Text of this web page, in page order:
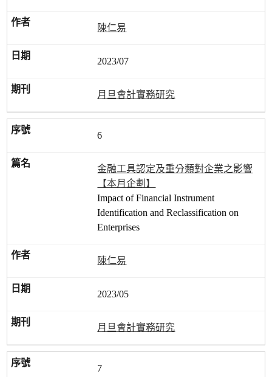
陳仁易
2023/07
月旦會計實務研究
6
金融工具認定及重分類對企業之影響
【本月企劃】
Impact of Financial Instrument
Identification and Reclassification on
Enterprises
陳仁易
2023/05
月旦會計實務研究
7